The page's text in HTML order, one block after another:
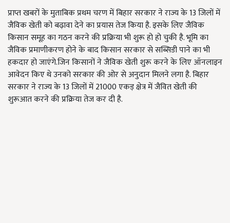
प्राप्त खबरों के मुताबिक प्रथम चरण में बिहार सरकार ने राज्य के 13 जिलों में
जैविक खेती को बढ़ावा देने का प्रयास तेज किया है. इसके लिए जैविक
किसान समूह का गठन करने की प्रक्रिया भी शुरू हो हो चुकी है. भूमि का
जैविक प्रमाणीकरण होने के बाद किसान सरकार से सब्सिडी पाने का भी
हकदार हो जाएंगे.जिन किसानों ने जैविक खेती शुरू करने के लिए ऑनलाइन
आवेदन किए थे उनको सरकार की ओर से अनुदान मिलने लगा है. बिहार
सरकार ने राज्य के 13 जिलों में 21000 एकड़ क्षेत्र में जैवित खेती की
शुरूआत करने की प्रक्रिया तेज कर दी है.